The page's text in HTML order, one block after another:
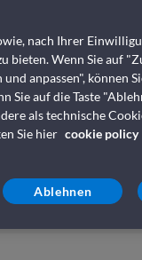
Passagier, der
einsteigen, wenn
buchen, habe
nach Ihrer
bieten. Wenn Sie auf
anpassen", können
Sie auf die Taste
als technische
Sie hier cookie policy
Ablehnen